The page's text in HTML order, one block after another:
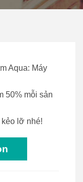
Aqua: Máy
50% mỗi sản
lỡ nhé!